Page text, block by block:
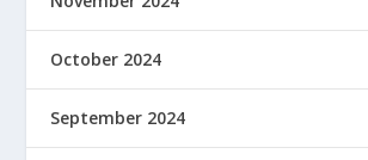
October 2024
September 2024